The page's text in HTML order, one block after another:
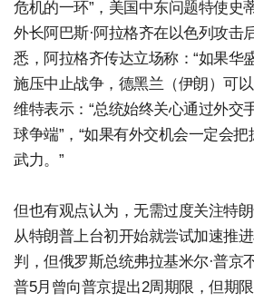
危机的一环”，美国中东问题特使史
外长阿巴斯·阿拉格齐在以色列攻击
悉，阿拉格齐传达立场称：“如果华
施压中止战争，德黑兰（伊朗）可
维特表示：“总统始终关心通过外交
球争端”，“如果有外交机会一定会
武力。”
但也有观点认为，无需过度关注特朗
从特朗普上台初开始就尝试加速推
判，但俄罗斯总统弗拉基米尔·普京
普5月曾向普京提出2周期限，但期